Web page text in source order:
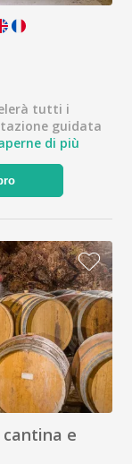
tutti i
guidata
di più
e